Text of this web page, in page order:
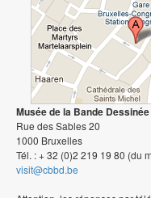
Musée de la Bande
Rue des Sables 20
1000 Bruxelles
Tél. : + 32 (0)2 219 19 80 (du
visit@cbbd.be